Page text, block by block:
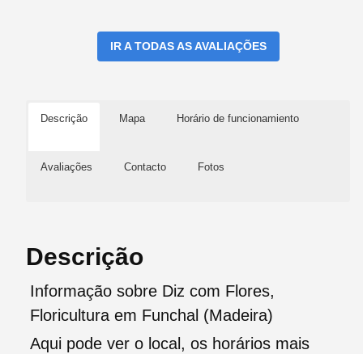
IR A TODAS AS AVALIAÇÕES
Descrição Mapa Horário de funcionamiento
Avaliações Contacto Fotos
Descrição
Informação sobre Diz com Flores,
Floricultura em Funchal (Madeira)
Aqui pode ver o local, os horários mais